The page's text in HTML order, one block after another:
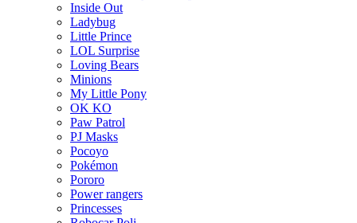
Inside Out
Ladybug
Little Prince
LOL Surprise
Loving Bears
Minions
My Little Pony
OK KO
Paw Patrol
PJ Masks
Pocoyo
Pokémon
Pororo
Power rangers
Princesses